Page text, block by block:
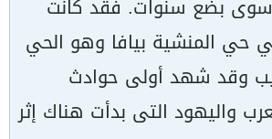
سوى بضع سنوات. فقد كانت
حي المنشية بيافا وهو الحي
وقد شهد أولى حوادث
واليهود التى بدأت هناك إثر